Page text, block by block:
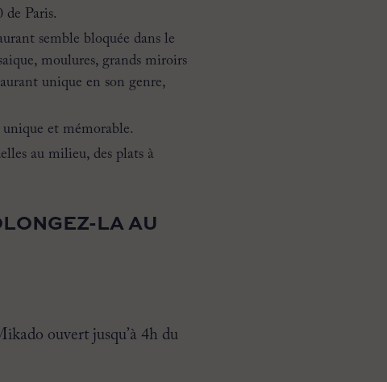
Paris.
semble bloquée dans le
moulures, grands miroirs
unique en son genre,
et mémorable.
au milieu, des plats à
LA AU
ouvert jusqu’à 4h du